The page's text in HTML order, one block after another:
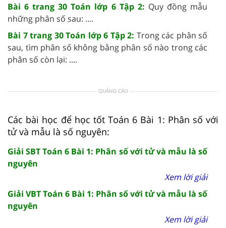
Bài 6 trang 30 Toán lớp 6 Tập 2: Quy đồng mẫu
những phân số sau: ....
Bài 7 trang 30 Toán lớp 6 Tập 2: Trong các phân số
sau, tìm phân số không bằng phân số nào trong các
phân số còn lại: ....
QUẢNG CÁO
Các bài học để học tốt Toán 6 Bài 1: Phân số với
tử và mẫu là số nguyên:
Giải SBT Toán 6 Bài 1: Phân số với tử và mẫu là số
nguyên
Xem lời giải
Giải VBT Toán 6 Bài 1: Phân số với tử và mẫu là số
nguyên
Xem lời giải